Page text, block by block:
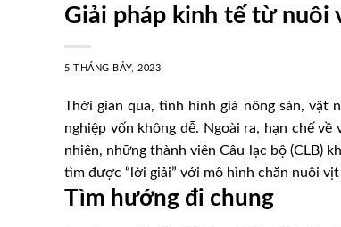
Giải pháp kinh tế từ nuôi
5 THÁNG BẢY, 2023
Thời gian qua, tình hình giá nông sản, vật
nghiệp vốn không dễ. Ngoài ra, hạn chế
nhiên, những thành viên Câu lạc bộ (CLB)
tìm được “lời giải” với mô hình chăn nuôi
Tìm hướng đi chung